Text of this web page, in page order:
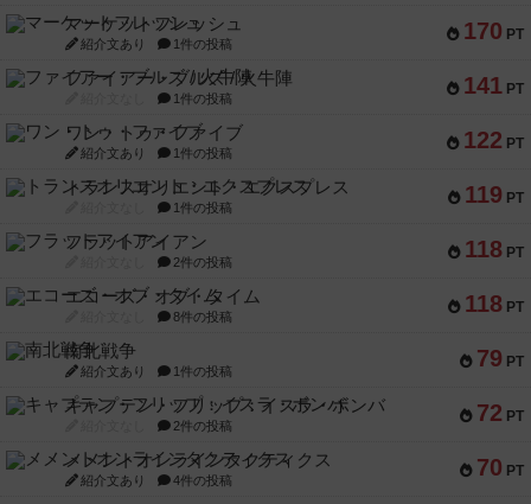
170 PT
マーケットフレッシュ
紹介文あり 1件の投稿
141 PT
ファイアー・ブルズ / 火牛陣
1件の投稿
122 PT
ワン・トゥ・ファイブ
紹介文あり 1件の投稿
119 PT
トランスオリエント・エクスプレス
1件の投稿
118 PT
フラットアイアン
2件の投稿
118 PT
エコーズ・オブ・タイム
8件の投稿
79 PT
南北戦争
紹介文あり 1件の投稿
72 PT
キャプテン・フリップ：イスラ・ボンバ
2件の投稿
70 PT
メメントオンラインタクティクス
紹介文あり 4件の投稿